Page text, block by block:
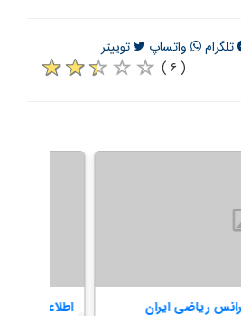
تلگرام واتساپ
توییتر
( ۶ )
کنفرانس ریاضی ایران